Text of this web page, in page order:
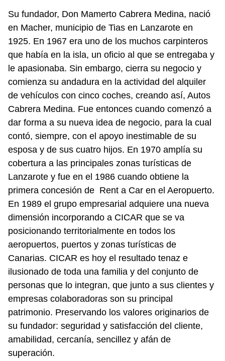
Su fundador, Don Mamerto Cabrera Medina, nació
en Macher, municipio de Tias en Lanzarote en
1925. En 1967 era uno de los muchos carpinteros
que había en la isla, un oficio al que se entregaba y
le apasionaba. Sin embargo, cierra su negocio y
comienza su andadura en la actividad del alquiler
de vehículos con cinco coches, creando así, Autos
Cabrera Medina. Fue entonces cuando comenzó a
dar forma a su nueva idea de negocio, para la cual
contó, siempre, con el apoyo inestimable de su
esposa y de sus cuatro hijos. En 1970 amplía su
cobertura a las principales zonas turísticas de
Lanzarote y fue en el 1986 cuando obtiene la
primera concesión de Rent a Car en el Aeropuerto.
En 1989 el grupo empresarial adquiere una nueva
dimensión incorporando a CICAR que se va
posicionando territorialmente en todos los
aeropuertos, puertos y zonas turísticas de
Canarias. CICAR es hoy el resultado tenaz e
ilusionado de toda una familia y del conjunto de
personas que lo integran, que junto a sus clientes y
empresas colaboradoras son su principal
patrimonio. Preservando los valores originarios de
su fundador: seguridad y satisfacción del cliente,
amabilidad, cercanía, sencillez y afán de
superación.